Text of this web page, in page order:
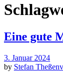
Eine gute
3. Januar 2024
by Stefan